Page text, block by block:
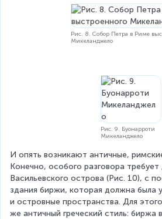
Рис. 8. Собор Петра в Риме
Микеланджело
Рис. 9. Буонарроти
Микеланджело
И опять возникают античные,
Конечно, особого разговора
Васильевского острова (Рис. 10), с
здания биржи, которая должна была
и островные пространства. Для
же античный греческий стиль: биржа